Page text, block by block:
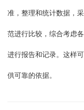
准，整理和统计数据，
范进行比较，综合考虑
进行报告和记录。这样
供可靠的依据。